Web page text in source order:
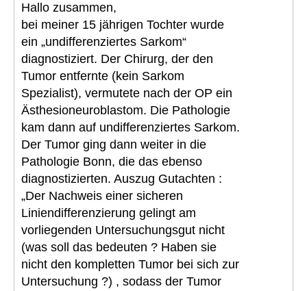
Hallo zusammen,
bei meiner 15 jährigen Tochter wurde
ein „undifferenziertes Sarkom“
diagnostiziert. Der Chirurg, der den
Tumor entfernte (kein Sarkom
Spezialist), vermutete nach der OP ein
Ästhesioneuroblastom. Die Pathologie
kam dann auf undifferenziertes Sarkom.
Der Tumor ging dann weiter in die
Pathologie Bonn, die das ebenso
diagnostizierten. Auszug Gutachten :
„Der Nachweis einer sicheren
Liniendifferenzierung gelingt am
vorliegenden Untersuchungsgut nicht
(was soll das bedeuten ? Haben sie
nicht den kompletten Tumor bei sich zur
Untersuchung ?) , sodass der Tumor